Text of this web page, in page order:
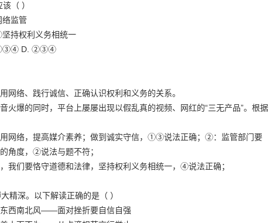
（ ）
监管
持权利义务相统一
D. ②③④
网络、践行诚信、正确认识权利和义务的关系。
爆的同时，平台上屡屡出现以假乱真的视频、网红的“三无产品”。根据
网络，提高媒介素养；做到诚实守信，①③说法正确；②：监管部门要
角度，②说法与题不符；
我们要恪守道德和法律，坚持权利义务相统一，④说法正确；
精深。以下解读正确的是（ ）
西南北风——面对挫折要自信自强